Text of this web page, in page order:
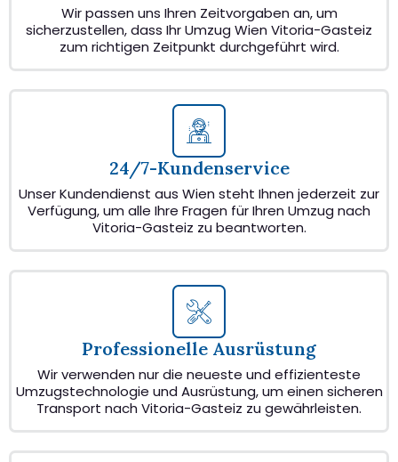
Wir passen uns Ihren Zeitvorgaben an, um
sicherzustellen, dass Ihr Umzug Wien Vitoria-Gasteiz
zum richtigen Zeitpunkt durchgeführt wird.
24/7-Kundenservice
Unser Kundendienst aus Wien steht Ihnen jederzeit zur
Verfügung, um alle Ihre Fragen für Ihren Umzug nach
Vitoria-Gasteiz zu beantworten.
Professionelle Ausrüstung
Wir verwenden nur die neueste und effizienteste
Umzugstechnologie und Ausrüstung, um einen sicheren
Transport nach Vitoria-Gasteiz zu gewährleisten.